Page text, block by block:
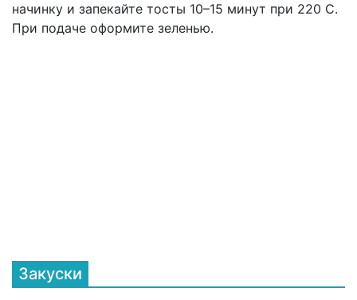
начинку и запекайте тосты 10–15 минут при 220 С.
При подаче оформите зеленью.
Закуски